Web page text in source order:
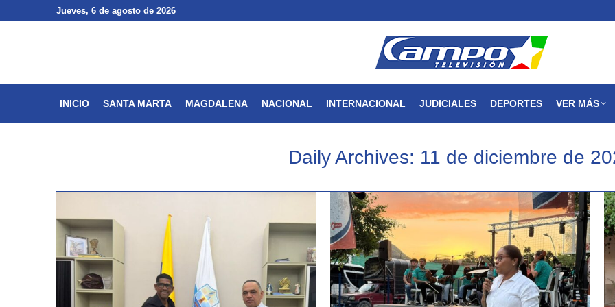
Jueves, 6 de agosto de 2026
INICIO SANTA MARTA MAGDALENA NACIONAL INTERNACIONAL JUDICIALES DEPORTES VER MÁS
Daily Archives: 11 de diciembre de
Jueves, 6 de agosto de 2026
NACIONAL INTERNACIONAL